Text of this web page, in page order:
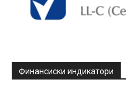
Финансиски индикатори